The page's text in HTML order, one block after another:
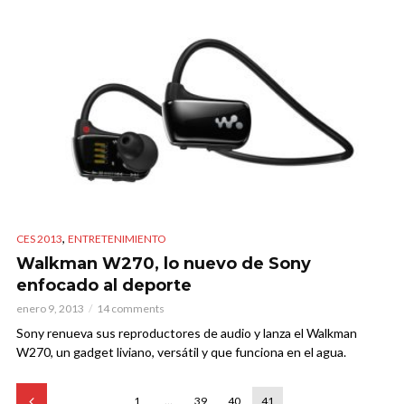
CES 2013, ENTRETENIMIENTO
Walkman W270, lo nuevo de Sony
enfocado al deporte
enero 9, 2013 14 comments
Sony renueva sus reproductores de audio y lanza el Walkman
W270, un gadget liviano, versátil y que funciona en el agua.
1 … 39 40 41